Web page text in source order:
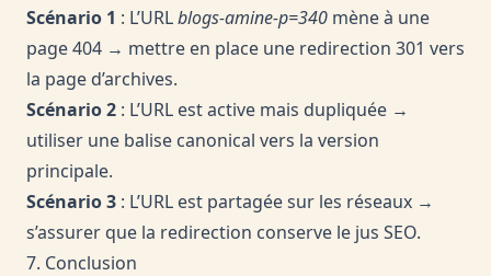
Scénario 1 : L’URLblogs-amine-p=340 mène à une
page 404 → mettre en place une redirection 301 vers
la page d’archives.
Scénario 2 : L’URL est active mais dupliquée →
utiliser une balise canonical vers la version
principale.
Scénario 3 : L’URL est partagée sur les réseaux →
s’assurer que la redirection conserve le jus SEO.
7. Conclusion